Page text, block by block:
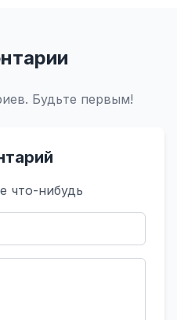
Будьте первым!
что-нибудь